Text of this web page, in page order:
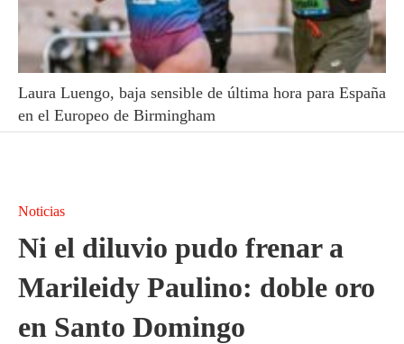
Laura Luengo, baja sensible de última hora para España
en el Europeo de Birmingham